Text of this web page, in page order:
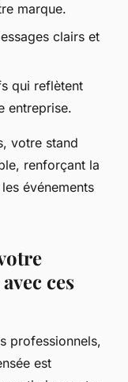
marque.
clairs et
qui reflètent
entreprise.
votre stand
renforçant la
événements
ces
professionnels,
est